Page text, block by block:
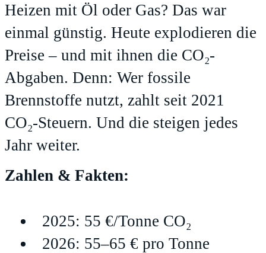
Heizen mit Öl oder Gas? Das war
einmal günstig. Heute explodieren die
Preise – und mit ihnen die CO₂-
Abgaben. Denn: Wer fossile
Brennstoffe nutzt, zahlt seit 2021
CO₂-Steuern. Und die steigen jedes
Jahr weiter.
Zahlen & Fakten:
2025: 55 €/Tonne CO₂
2026: 55–65 € pro Tonne